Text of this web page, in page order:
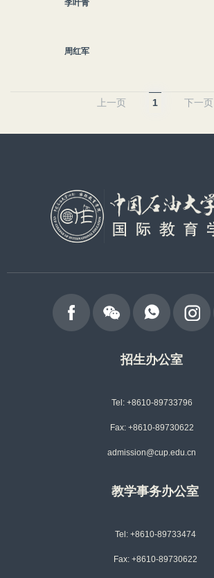
李叶青
周红军
上一页 1 下一页
招生办公室
Tel: +8610-89733796
Fax: +8610-89730622
admission@cup.edu.cn
教学事务办公室
Tel: +8610-89733474
Fax: +8610-89730622